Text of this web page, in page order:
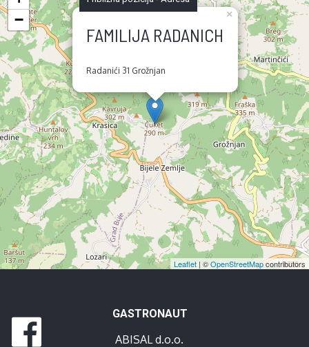
FAMILIJA RADANICH
Radanići 31 Grožnjan
×
−
Leaflet | ©OpenStreetMapcontributors
GASTRONAUT
ABISAL d.o.o.